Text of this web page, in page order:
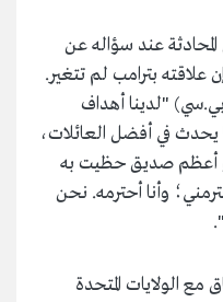
عند سؤاله عن
بترامب لم تتغير.
"لدينا أهداف
يحدث في أفضل العائلات،
أعظم صديق حظيت به
وأنا أحترمه. نحن
مع الولايات المتحدة